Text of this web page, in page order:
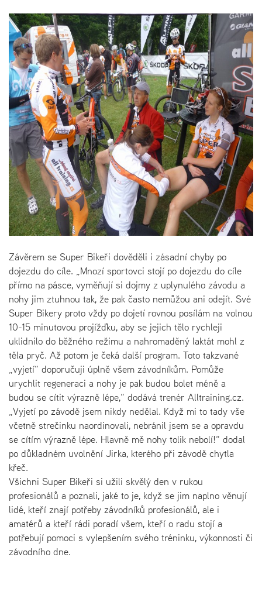
Závěrem se Super Bikeři dověděli i zásadní chyby po
dojezdu do cíle. „Mnozí sportovci stojí po dojezdu do cíle
přímo na pásce, vyměňují si dojmy z uplynulého závodu a
nohy jim ztuhnou tak, že pak často nemůžou ani odejít. Své
Super Bikery proto vždy po dojetí rovnou posílám na volnou
10-15 minutovou projížďku, aby se jejich tělo rychleji
uklidnilo do běžného režimu a nahromaděný laktát mohl z
těla pryč. Až potom je čeká další program. Toto takzvané
„vyjetí“ doporučuji úplně všem závodníkům. Pomůže
urychlit regeneraci a nohy je pak budou bolet méně a
budou se cítit výrazně lépe,“ dodává trenér Alltraining.cz.
„Vyjetí po závodě jsem nikdy nedělal. Když mi to tady vše
včetně strečinku naordinovali, nebránil jsem se a opravdu
se cítím výrazně lépe. Hlavně mě nohy tolik nebolí!“ dodal
po důkladném uvolnění Jirka, kterého při závodě chytla
křeč.
Všichni Super Bikeři si užili skvělý den v rukou
profesionálů a poznali, jaké to je, když se jim naplno věnují
lidé, kteří znají potřeby závodníků profesionálů, ale i
amatérů a kteří rádi poradí všem, kteří o radu stojí a
potřebují pomoci s vylepšením svého tréninku, výkonnosti či
závodního dne.